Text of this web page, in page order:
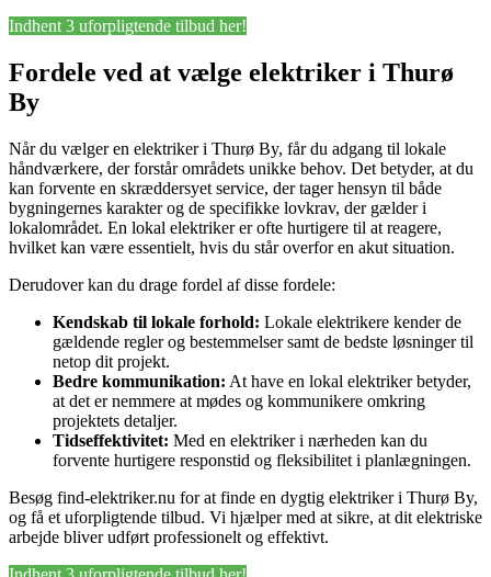
Indhent 3 uforpligtende tilbud her!
Fordele ved at vælge elektriker i Thurø
By
Når du vælger en elektriker i Thurø By, får du adgang til lokale
håndværkere, der forstår områdets unikke behov. Det betyder, at du
kan forvente en skræddersyet service, der tager hensyn til både
bygningernes karakter og de specifikke lovkrav, der gælder i
lokalområdet. En lokal elektriker er ofte hurtigere til at reagere,
hvilket kan være essentielt, hvis du står overfor en akut situation.
Derudover kan du drage fordel af disse fordele:
Kendskab til lokale forhold: Lokale elektrikere kender de
gældende regler og bestemmelser samt de bedste løsninger til
netop dit projekt.
Bedre kommunikation: At have en lokal elektriker betyder,
at det er nemmere at mødes og kommunikere omkring
projektets detaljer.
Tidseffektivitet: Med en elektriker i nærheden kan du
forvente hurtigere responstid og fleksibilitet i planlægningen.
Besøg find-elektriker.nu for at finde en dygtig elektriker i Thurø By,
og få et uforpligtende tilbud. Vi hjælper med at sikre, at dit elektriske
arbejde bliver udført professionelt og effektivt.